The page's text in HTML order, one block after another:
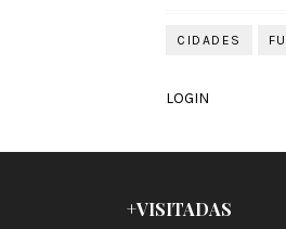
CIDADES
LOGIN
+VISITADAS